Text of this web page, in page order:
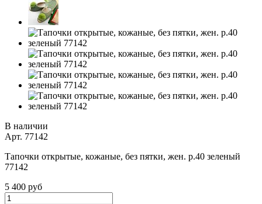
В наличии
Арт. 77142
Тапочки открытые, кожаные, без пятки, жен. р.40 зеленый
77142
5 400 руб